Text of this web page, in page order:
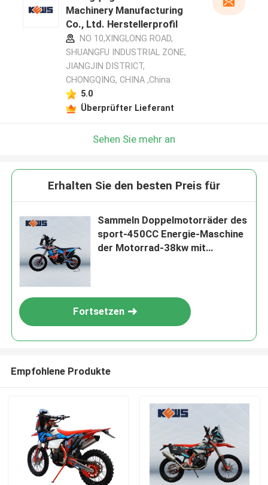
Machinery Manufacturing
Co., Ltd. Herstellerprofil
NO 10,XINGLONG ROAD,
SHUANGFU INDUSTRIAL ZONE,
JIANGJIN DISTRICT,
CHONGQING, CHINA ,China
5.0
Überprüfter Lieferant
Sehen Sie mehr an
Erhalten Sie den besten Preis für
Sammeln Doppelmotorräder des
sport-450CC Energie-Maschine
der Motorrad-38kw mit
Fortsetzen
Empfohlene Produkte